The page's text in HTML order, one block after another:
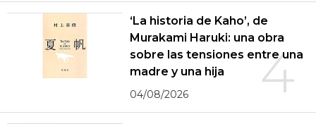
4
‘La historia de Kaho’, de
Murakami Haruki: una obra
sobre las tensiones entre una
madre y una hija
04/08/2026